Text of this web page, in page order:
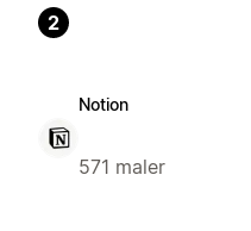
2
Notion
571 maler